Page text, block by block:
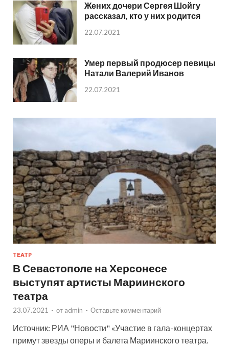
Жених дочери Сергея Шойгу
рассказал, кто у них родится
22.07.2021
Умер первый продюсер певицы
Натали Валерий Иванов
22.07.2021
ТЕАТР
В Севастополе на Херсонесе
выступят артисты Мариинского
театра
23.07.2021 - от admin - Оставьте комментарий
Источник: РИА "Новости" «Участие в гала-концертах
примут звезды оперы и балета Мариинского театра.